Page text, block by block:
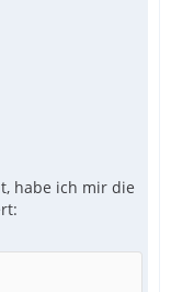
habe ich mir die